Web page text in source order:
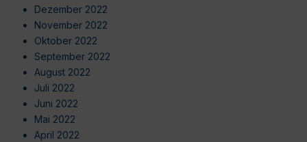
Dezember 2022
November 2022
Oktober 2022
September 2022
August 2022
Juli 2022
Juni 2022
Mai 2022
April 2022